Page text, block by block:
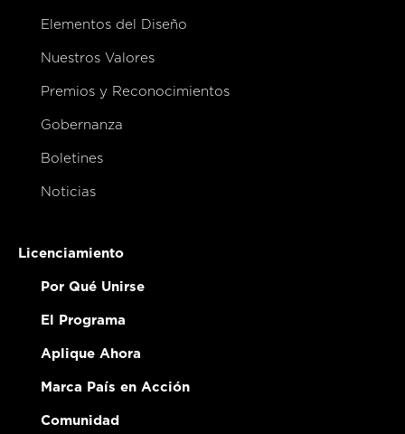
Elementos del Diseño
Nuestros Valores
Premios y Reconocimientos
Gobernanza
Boletines
Noticias
Licenciamiento
Por Qué Unirse
El Programa
Aplique Ahora
Marca País en Acción
Comunidad